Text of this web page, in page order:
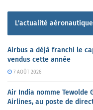
L'actualité
Airbus a déjà franchi le
vendus cette année
7 AOÛT 2026
Air India nomme Tewolde
Airlines, au poste de